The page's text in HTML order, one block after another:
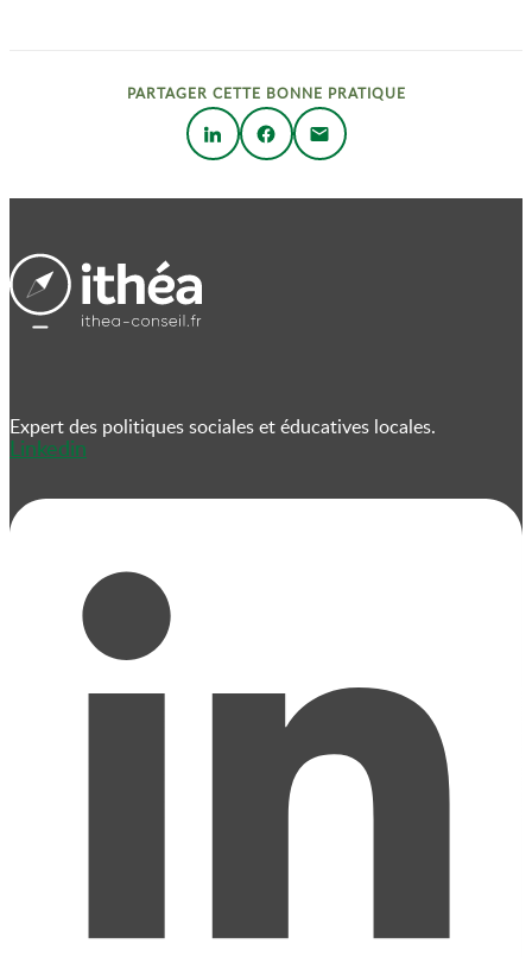
PARTAGER CETTE BONNE PRATIQUE
Expert des politiques sociales et éducatives locales.
Linkedin